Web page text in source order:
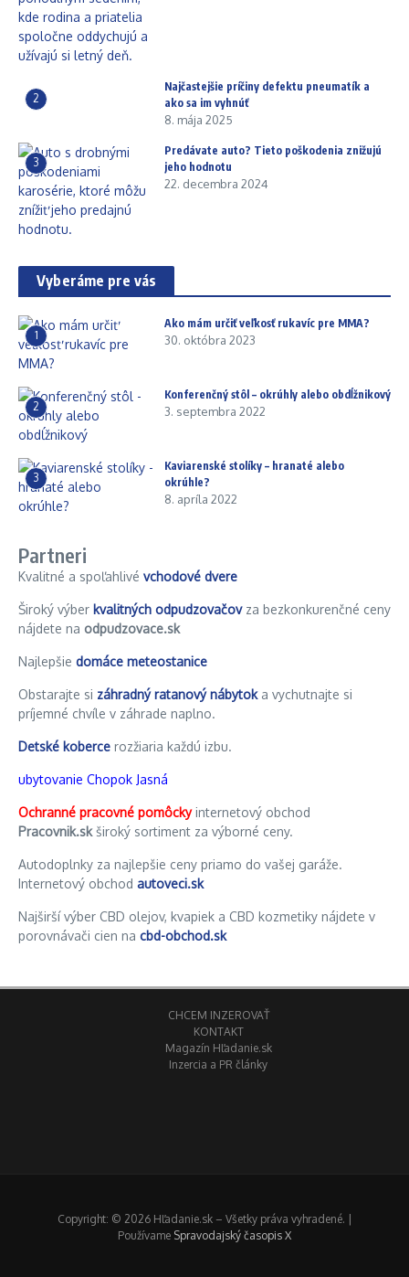
2
Najčastejšie príčiny defektu pneumatík a
ako sa im vyhnúť
8. mája 2025
3
Predávate auto? Tieto poškodenia znižujú
jeho hodnotu
22. decembra 2024
Vyberáme pre vás
1
Ako mám určiť veľkosť rukavíc pre MMA?
30. októbra 2023
2
Konferenčný stôl – okrúhly alebo obdĺžnikový
3. septembra 2022
3
Kaviarenské stolíky – hranaté alebo
okrúhle?
8. apríla 2022
Partneri
Kvalitné a spoľahlivé vchodové dvere
Široký výber kvalitných odpudzovačovza bezkonkurenčné ceny
nájdete na odpudzovace.sk
Najlepšie domáce meteostanice
Obstarajte si záhradný ratanový nábytoka vychutnajte si
príjemné chvíle v záhrade naplno.
Detské koberce rozžiaria každú izbu.
ubytovanie Chopok Jasná
Ochranné pracovné pomôckyinternetový obchod
Pracovnik.skširoký sortiment za výborné ceny.
Autodoplnky za najlepšie ceny priamo do vašej garáže.
Internetový obchod autoveci.sk
Najširší výber CBD olejov, kvapiek a CBD kozmetiky nájdete v
porovnávači cien na cbd-obchod.sk
CHCEM INZEROVAŤ
KONTAKT
Magazín Hľadanie.sk
Inzercia a PR články
Copyright: © 2026 Hľadanie.sk – Všetky práva vyhradené. |
Používame Spravodajský časopis X